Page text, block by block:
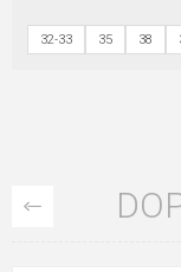
32-33 35 38